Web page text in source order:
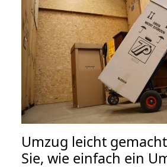
Umzug leicht
Sie, wie einfach ein